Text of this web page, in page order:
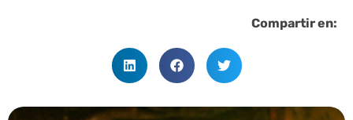
Compartir en: